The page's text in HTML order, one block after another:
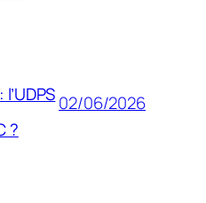
?
02/06/2026